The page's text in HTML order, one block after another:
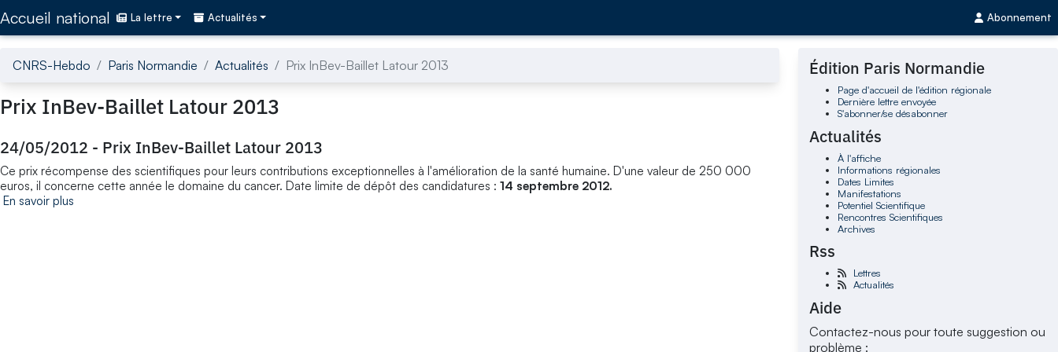
Accueil national La lettre Actualités Abonnement
CNRS-Hebdo Paris Normandie Actualités Prix InBev-Baillet Latour 2013
Prix InBev-Baillet Latour 2013
24/05/2012 - Prix InBev-Baillet Latour 2013
Ce prix récompense des scientifiques pour leurs contributions exceptionnelles à l'amélioration de la santé humaine. D'une valeur de 250 000
euros, il concerne cette année le domaine du cancer. Date limite de dépôt des candidatures : 14 septembre 2012.
En savoir plus
Édition Paris Normandie
Page d'accueil de l'édition régionale
Dernière lettre envoyée
S'abonner/se désabonner
Actualités
À l'affiche
Informations régionales
Dates Limites
Manifestations
Potentiel Scientifique
Rencontres Scientifiques
Archives
Rss
Lettres
Actualités
Aide
Contactez-nous pour toute suggestion ou
problème :